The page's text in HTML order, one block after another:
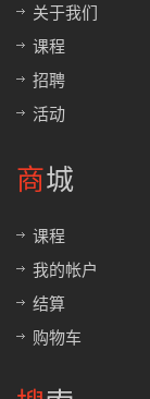
关于我们
课程
招聘
活动
商城
课程
我的帐户
结算
购物车